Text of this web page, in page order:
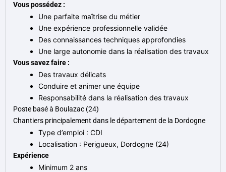
Vous possédez :
Une parfaite maîtrise du métier
Une expérience professionnelle validée
Des connaissances techniques approfondies
Une large autonomie dans la réalisation des travaux
Vous savez faire :
Des travaux délicats
Conduire et animer une équipe
Responsabilité dans la réalisation des travaux
Poste basé à Boulazac (24)
Chantiers principalement dans le département de la Dordogne
Type d’emploi : CDI
Localisation : Perigueux, Dordogne (24)
Expérience
Minimum 2 ans